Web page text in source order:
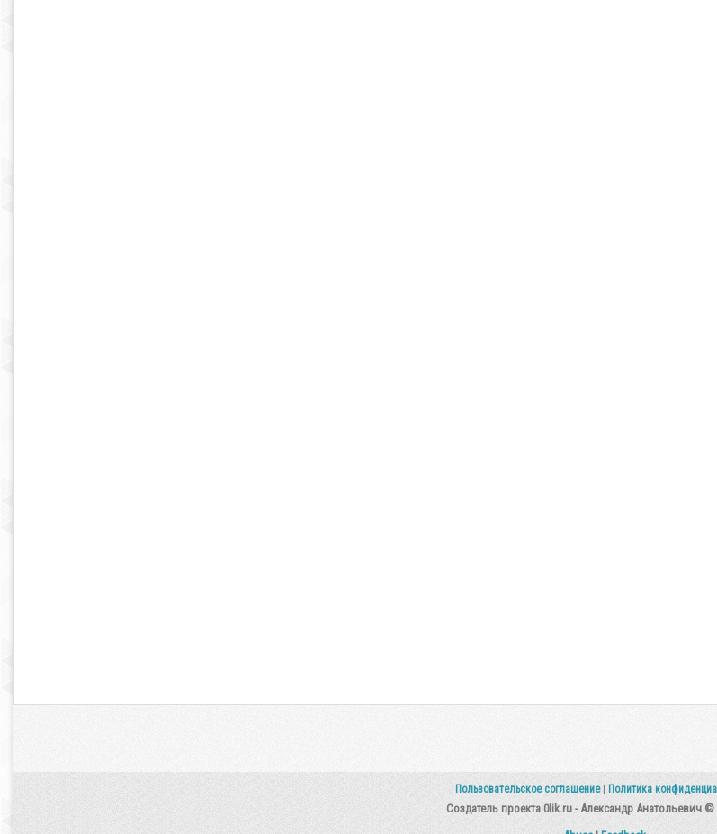
Пользовательское соглашение Политика
Создатель проекта 0lik.ru - Александр Анатольевич ©